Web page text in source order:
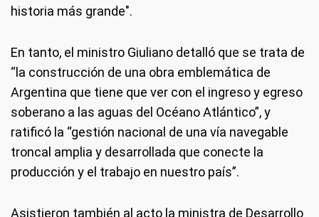
historia más grande".
En tanto, el ministro Giuliano detalló que se trata de
“la construcción de una obra emblemática de
Argentina que tiene que ver con el ingreso y egreso
soberano a las aguas del Océano Atlántico”, y
ratificó la “gestión nacional de una vía navegable
troncal amplia y desarrollada que conecte la
producción y el trabajo en nuestro país”.
Asistieron también al acto la ministra de Desarrollo